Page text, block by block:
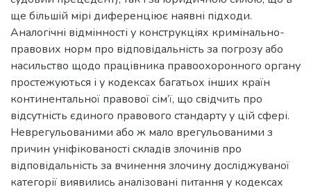
ще більшій мірі диференціює наявні підходи.
Аналогічні відмінності у конструкціях кримінально-
правових норм про відповідальність за погрозу або
насильство щодо працівника правоохоронного органу
простежуються і у кодексах багатьох інших країн
континентальної правової сім’ї, що свідчить про
відсутність єдиного правового стандарту у цій сфері.
Неврегульованими або ж мало врегульованими з
причин уніфікованості складів злочинів про
відповідальність за вчинення злочину досліджуваної
категорії виявились аналізовані питання у кодексах